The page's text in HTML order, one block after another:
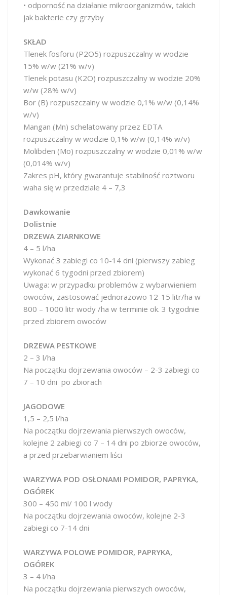
• odporność na działanie mikroorganizmów, takich
jak bakterie czy grzyby
SKŁAD
Tlenek fosforu (P2O5) rozpuszczalny w wodzie
15% w/w (21% w/v)
Tlenek potasu (K2O) rozpuszczalny w wodzie 20%
w/w (28% w/v)
Bor (B) rozpuszczalny w wodzie 0,1% w/w (0,14%
w/v)
Mangan (Mn) schelatowany przez EDTA
rozpuszczalny w wodzie 0,1% w/w (0,14% w/v)
Molibden (Mo) rozpuszczalny w wodzie 0,01% w/w
(0,014% w/v)
Zakres pH, który gwarantuje stabilność roztworu
waha się w przedziale 4 – 7,3
Dawkowanie
Dolistnie
DRZEWA ZIARNKOWE
4 – 5 l/ha
Wykonać 3 zabiegi co 10-14 dni (pierwszy zabieg
wykonać 6 tygodni przed zbiorem)
Uwaga: w przypadku problemów z wybarwieniem
owoców, zastosować jednorazowo 12-15 litr/ha w
800 – 1000 litr wody /ha w terminie ok. 3 tygodnie
przed zbiorem owoców
DRZEWA PESTKOWE
2 – 3 l/ha
Na początku dojrzewania owoców – 2-3 zabiegi co
7 – 10 dni po zbiorach
JAGODOWE
1,5 – 2,5 l/ha
Na początku dojrzewania pierwszych owoców,
kolejne 2 zabiegi co 7 – 14 dni po zbiorze owoców,
a przed przebarwianiem liści
WARZYWA POD OSŁONAMI POMIDOR, PAPRYKA,
OGÓREK
300 – 450 ml/ 100 l wody
Na początku dojrzewania owoców, kolejne 2-3
zabiegi co 7-14 dni
WARZYWA POLOWE POMIDOR, PAPRYKA,
OGÓREK
3 – 4 l/ha
Na początku dojrzewania pierwszych owoców,